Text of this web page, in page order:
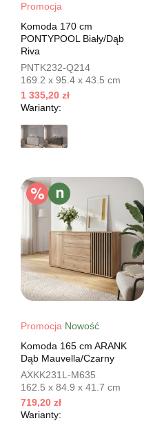
Promocja
Komoda 170 cm
PONTYPOOL Biały/Dąb
Riva
PNTK232-Q214
169.2 x 95.4 x 43.5 cm
1 335,20 zł
Warianty:
Promocja Nowość
Komoda 165 cm ARANK
Dąb Mauvella/Czarny
AXKK231L-M635
162.5 x 84.9 x 41.7 cm
719,20 zł
Warianty: